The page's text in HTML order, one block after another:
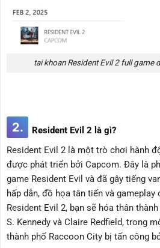
tai khoan Resident Evil 2 full game
2. Resident Evil 2 là gì?
Resident Evil 2 là một trò chơi hành
được phát triển bởi Capcom. Đây là
game Resident Evil và đã gây tiếng
hấp dẫn, đồ họa tân tiến và gameplay
Resident Evil 2, bạn sẽ hóa thân
S. Kennedy và Claire Redfield, trong
thành phố Raccoon City bị tấn công